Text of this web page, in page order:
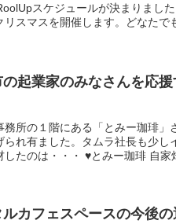
スケジュールが決まりまし
リスマスを開催します。どなたで
の起業家のみなさんを応
務所の１階にある「とみー珈琲
られ有ました。タムラ社長も少し
したのは・・・ ♥とみー珈琲 自家
ルカフェスペースの今後